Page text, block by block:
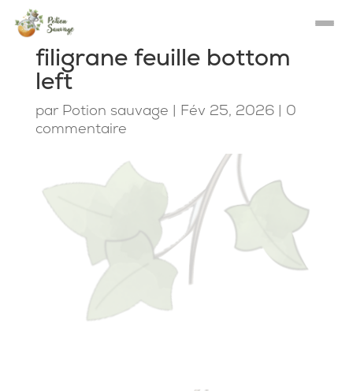
filigrane feuille bottom
left
par Potion sauvage | Fév 25, 2026| 0
commentaire